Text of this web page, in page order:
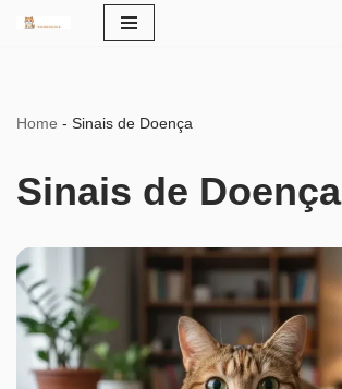
Home - Sinais de Doença
Sinais de Doença